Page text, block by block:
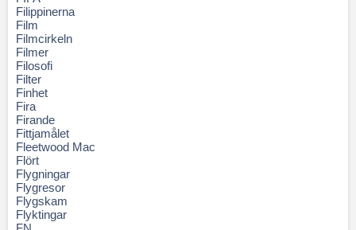
Filippinerna
Film
Filmcirkeln
Filmer
Filosofi
Filter
Finhet
Fira
Firande
Fittjamålet
Fleetwood Mac
Flört
Flygningar
Flygresor
Flygskam
Flyktingar